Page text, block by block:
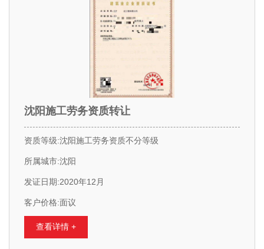
沈阳施工劳务资质转让
资质等级:沈阳施工劳务资质不分等级
所属城市:沈阳
发证日期:2020年12月
客户价格:面议
查看详情 +